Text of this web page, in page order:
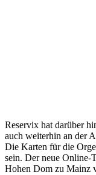
Reservix hat darüber
auch weiterhin an der
Die Karten für die
sein. Der neue Online-
Hohen Dom zu Mainz